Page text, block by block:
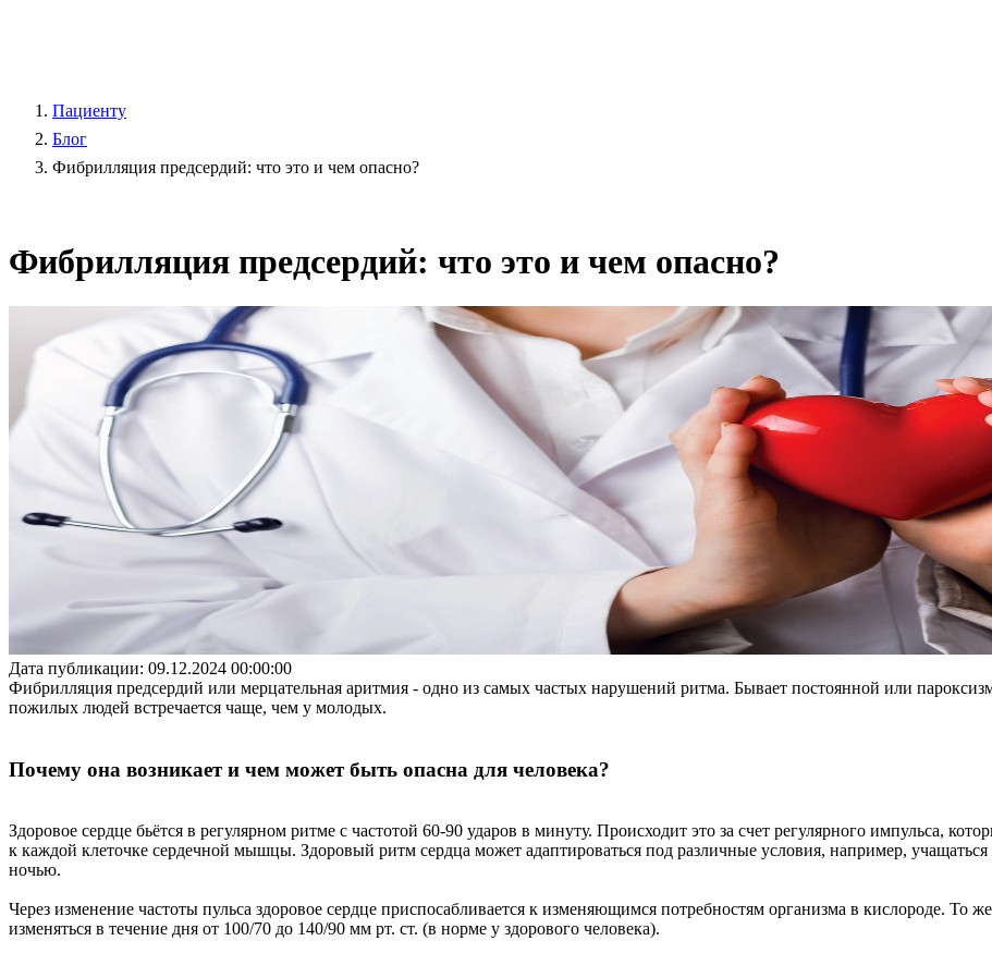
Пациенту
Блог
Фибрилляция предсердий: что это и чем опасно?
Фибрилляция предсердий: что это и чем опасно?
Дата публикации: 09.12.2024 00:00:00
Фибрилляция предсердий или мерцательная аритмия - одно из самых частых нарушений ритма. Бывает постоянной или
пожилых людей встречается чаще, чем у молодых.
Почему она возникает и чем может быть опасна для человека?
Здоровое сердце бьётся в регулярном ритме с частотой 60-90 ударов в минуту. Происходит это за счет регулярного импульса,
к каждой клеточке сердечной мышцы. Здоровый ритм сердца может адаптироваться под различные условия, например, учащаться
ночью.
Через изменение частоты пульса здоровое сердце приспосабливается к изменяющимся потребностям организма в кислороде. То
изменяться в течение дня от 100/70 до 140/90 мм рт. ст. (в норме у здорового человека).